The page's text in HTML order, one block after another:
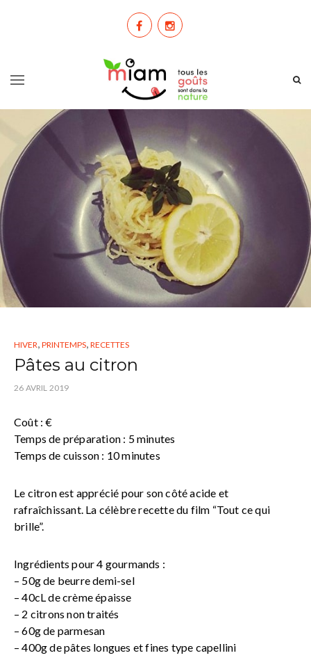
HIVER, PRINTEMPS, RECETTES
Pâtes au citron
26 AVRIL 2019
Coût : €
Temps de préparation : 5 minutes
Temps de cuisson : 10 minutes
Le citron est apprécié pour son côté acide et
rafraîchissant. La célèbre recette du film “Tout ce qui
brille”.
Ingrédients pour 4 gourmands :
– 50g de beurre demi-sel
– 40cL de crème épaisse
– 2 citrons non traités
– 60g de parmesan
– 400g de pâtes longues et fines type capellini